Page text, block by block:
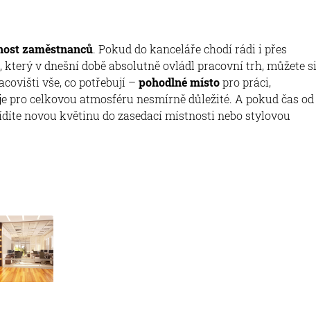
zaměstnanců. Pokud do kanceláře chodí rádi i přes
v dnešní době absolutně ovládl pracovní trh, můžete si
vše, co potřebují – pohodlné místopro práci,
pro celkovou atmosféru nesmírně důležité. A pokud čas od
novou květinu do zasedací místnosti nebo stylovou